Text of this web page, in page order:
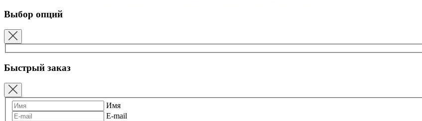
Выбор опций
Быстрый заказ
Имя
E-mail